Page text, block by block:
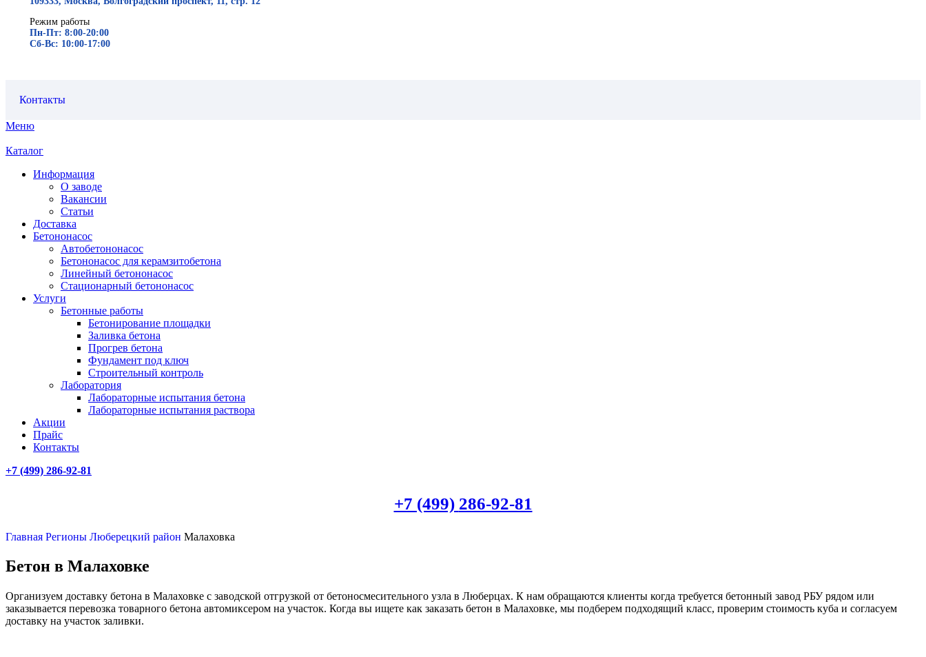
Режим работы
Пн-Пт: 8:00-20:00
Сб-Вс: 10:00-17:00
Контакты
Меню
Каталог
Информация
О заводе
Вакансии
Статьи
Доставка
Бетононасос
Автобетононасос
Бетононасос для керамзитобетона
Линейный бетононасос
Стационарный бетононасос
Услуги
Бетонные работы
Бетонирование площадки
Заливка бетона
Прогрев бетона
Фундамент под ключ
Строительный контроль
Лаборатория
Лабораторные испытания бетона
Лабораторные испытания раствора
Акции
Прайс
Контакты
+7 (499) 286-92-81
+7 (499) 286-92-81
Главная Регионы Люберецкий район Малаховка
Бетон в Малаховке
Организуем доставку бетона в Малаховке с заводской отгрузкой от бетоносмесительного узла в Люберцах. К нам обращаются клиенты когда требуется бетонный завод РБУ рядом или
заказывается перевозка товарного бетона автомиксером на участок. Когда вы ищете как заказать бетон в Малаховке, мы подберем подходящий класс, проверим стоимость куба и согласуем
доставку на участок заливки.